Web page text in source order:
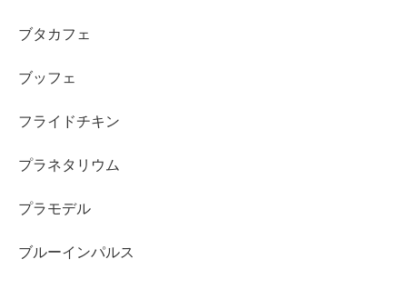
ブタカフェ
ブッフェ
フライドチキン
プラネタリウム
プラモデル
ブルーインパルス